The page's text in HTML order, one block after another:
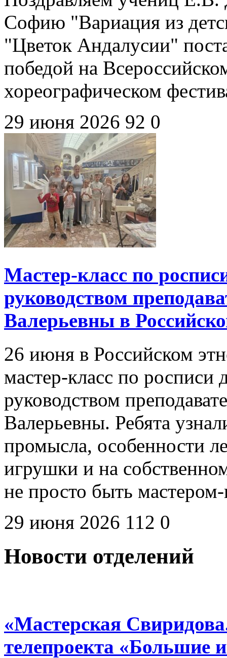
Софию "Вариация из
"Цветок Андалусии"
победой на
хореографическом
29 июня 2026 92 0
Мастер-класс по
руководством
Валерьевны в
26 июня в Российском
мастер-класс по
руководством
Валерьевны. Ребята
промысла, особенности
игрушки и на
не просто быть
29 июня 2026 112 0
Новости отделений
«Мастерская
телепроекта «Большие